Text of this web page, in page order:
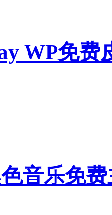
WP免费
音乐免